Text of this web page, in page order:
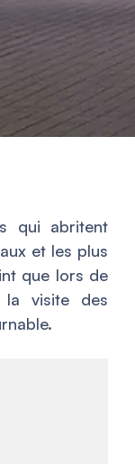
qui abritent
et les plus
que lors de
visite des